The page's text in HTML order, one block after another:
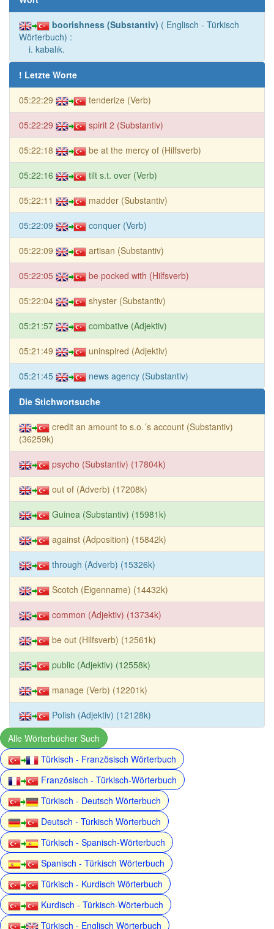
boorishness (Substantiv) ( Englisch - Türkisch
Wörterbuch) :
i. kabalık.
! Letzte Worte
05:22:29 tenderize (Verb)
05:22:29 spirit 2 (Substantiv)
05:22:18 be at the mercy of (Hilfsverb)
05:22:16 tilt s.t. over (Verb)
05:22:11 madder (Substantiv)
05:22:09 conquer (Verb)
05:22:09 artisan (Substantiv)
05:22:05 be pocked with (Hilfsverb)
05:22:04 shyster (Substantiv)
05:21:57 combative (Adjektiv)
05:21:49 uninspired (Adjektiv)
05:21:45 news agency (Substantiv)
Die Stichwortsuche
credit an amount to s.o.´s account (Substantiv)
(36259k)
psycho (Substantiv) (17804k)
out of (Adverb) (17208k)
Guinea (Substantiv) (15981k)
against (Adposition) (15842k)
through (Adverb) (15326k)
Scotch (Eigenname) (14432k)
common (Adjektiv) (13734k)
be out (Hilfsverb) (12561k)
public (Adjektiv) (12558k)
manage (Verb) (12201k)
Polish (Adjektiv) (12128k)
Alle Wörterbücher Such
Türkisch - Französisch Wörterbuch
Französisch - Türkisch-Wörterbuch
Türkisch - Deutsch Wörterbuch
Deutsch - Türkisch Wörterbuch
Türkisch - Spanisch-Wörterbuch
Spanisch - Türkisch Wörterbuch
Türkisch - Kurdisch Wörterbuch
Kurdisch - Türkisch-Wörterbuch
Türkisch - Englisch Wörterbuch